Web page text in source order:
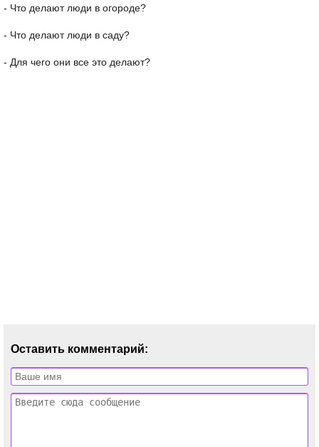
- Что делают люди в огороде?
- Что делают люди в саду?
- Для чего они все это делают?
Оставить комментарий: